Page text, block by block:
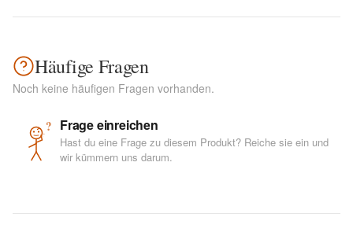
Häufige Fragen
Noch keine häufigen Fragen vorhanden.
? Frage einreichen
Hast du eine Frage zu diesem Produkt? Reiche sie ein und
wir kümmern uns darum.